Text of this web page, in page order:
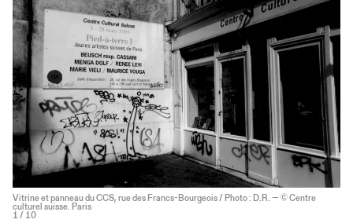
Vitrine et panneau du CCS, rue des Francs-Bourgeois / Photo : D.R. — © Centre
culturel suisse. Paris
1 / 10